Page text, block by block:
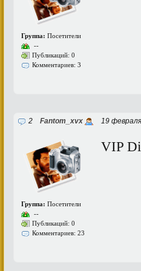
Группа: Посетители
--
Публикаций: 0
Комментариев: 3
2 Fantom_xvx 19
Группа: Посетители
--
Публикаций: 0
Комментариев: 23
VIP